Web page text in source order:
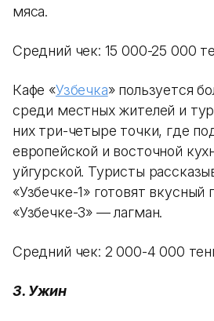
мяса.
Средний чек: 15 000-25 000
Кафе «Узбечка» пользуется
среди местных жителей и
них три-четыре точки, где
европейской и восточной
уйгурской. Туристы
«Узбечке-1» готовят вкусный
«Узбечке-3» — лагман.
Средний чек: 2 000-4 000
3. Ужин